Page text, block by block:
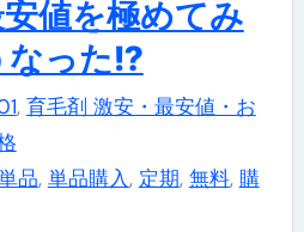
値を極めてみ
なった!?
, 育毛剤 激安・最安値・お
品, 単品購入, 定期, 無料, 購